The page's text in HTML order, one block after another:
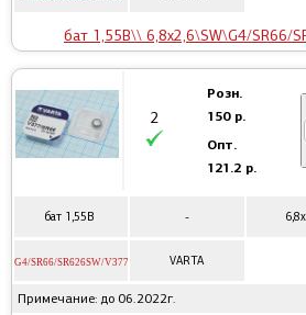
бат 1,55В\\ 6,8x2,6\SW\G4/SR66/
бат 1,55В -
G4/SR66/SR626SW/V377 VARTA
Примечание: до 06.2022г.
2
Розн.
150 р.
Опт.
121.2 р.